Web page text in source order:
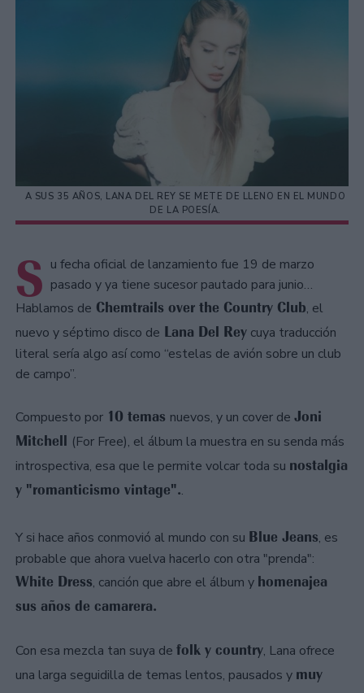
A SUS 35 AÑOS, LANA DEL REY SE METE DE LLENO EN EL MUNDO
DE LA POESÍA.
S u fecha oficial de lanzamiento fue 19 de marzo
pasado y ya tiene sucesor pautado para junio…
Hablamos de Chemtrails over the Country Club, el
nuevo y séptimo disco de Lana Del Rey cuya traducción
literal sería algo así como “estelas de avión sobre un club
de campo”.
Compuesto por 10 temas nuevos, y un cover de Joni
Mitchell (For Free), el álbum la muestra en su senda más
introspectiva, esa que le permite volcar toda su nostalgia
y "romanticismo vintage"..
Y si hace años conmovió al mundo con su Blue Jeans, es
probable que ahora vuelva hacerlo con otra "prenda":
White Dress, canción que abre el álbum y homenajea
sus años de camarera.
Con esa mezcla tan suya de folk y country, Lana ofrece
una larga seguidilla de temas lentos, pausados y muy